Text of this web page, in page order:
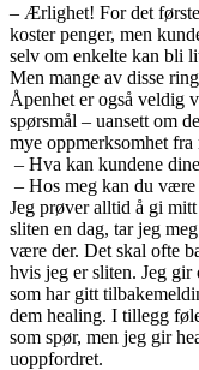
– Ærlighet! For det første
koster penger, men
selv om enkelte kan bli
Men mange av disse
Åpenhet er også veldig
spørsmål – uansett om
mye oppmerksomhet fra
– Hva kan kundene
– Hos meg kan du
Jeg prøver alltid å gi
sliten en dag, tar jeg
være der. Det skal ofte
hvis jeg er sliten. Jeg gir
som har gitt
dem healing. I tillegg
som spør, men jeg gir
uoppfordret.